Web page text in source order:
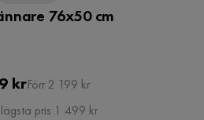
76x50 cm
Pris
krOriginal
Pris
Förr 2 199 kr
pris 1 499 kr